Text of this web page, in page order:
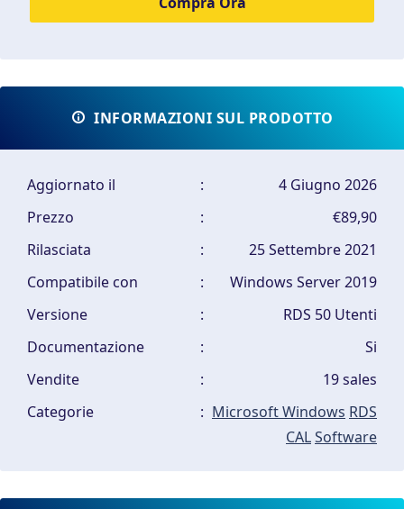
INFORMAZIONI SUL PRODOTTO
Aggiornato il :
4 Giugno 2026
Prezzo
:
€89,90
Rilasciata
:
25 Settembre 2021
Compatibile con
:
Windows Server 2019
Versione
:
RDS 50 Utenti
Documentazione
:
Si
Vendite
:
19 sales
Categorie
: Microsoft Windows RDS
CALSoftware